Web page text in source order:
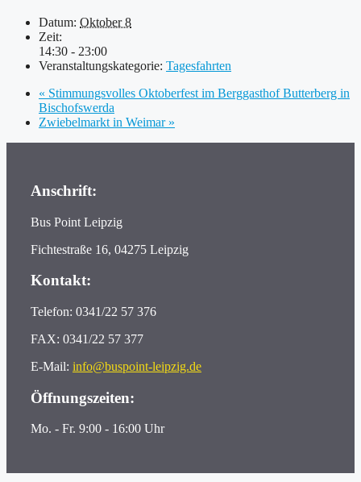
Datum: Oktober 8
Zeit:
14:30 - 23:00
Veranstaltungskategorie: Tagesfahrten
« Stimmungsvolles Oktoberfest im Berggasthof Butterberg in
Bischofswerda
Zwiebelmarkt in Weimar »
Anschrift:
Bus Point Leipzig
Fichtestraße 16, 04275 Leipzig
Kontakt:
Telefon: 0341/22 57 376
FAX: 0341/22 57 377
E-Mail: info@buspoint-leipzig.de
Öffnungszeiten:
Mo. - Fr. 9:00 - 16:00 Uhr